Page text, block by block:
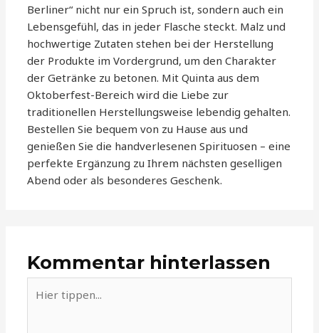
Berliner“ nicht nur ein Spruch ist, sondern auch ein
Lebensgefühl, das in jeder Flasche steckt. Malz und
hochwertige Zutaten stehen bei der Herstellung
der Produkte im Vordergrund, um den Charakter
der Getränke zu betonen. Mit Quinta aus dem
Oktoberfest-Bereich wird die Liebe zur
traditionellen Herstellungsweise lebendig gehalten.
Bestellen Sie bequem von zu Hause aus und
genießen Sie die handverlesenen Spirituosen – eine
perfekte Ergänzung zu Ihrem nächsten geselligen
Abend oder als besonderes Geschenk.
Kommentar hinterlassen
tippen...